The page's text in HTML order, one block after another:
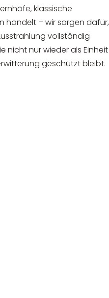
klassische
handelt – wir sorgen dafür,
vollständig
nicht nur wieder als Einheit
geschützt bleibt.